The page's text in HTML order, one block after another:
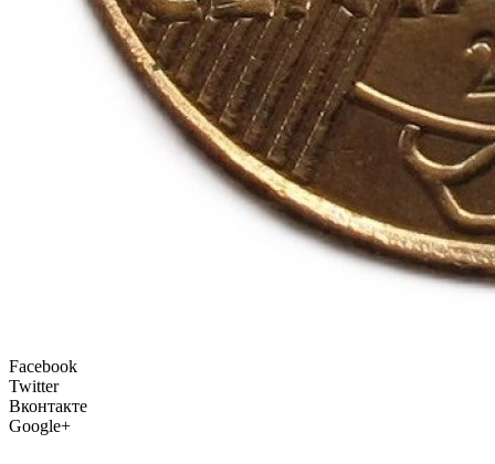
Facebook
Twitter
Вконтакте
Google+